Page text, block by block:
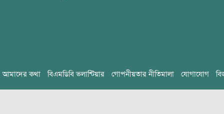
আমাদের কথা বিএমডিবি ভলান্টিয়ার গোপনীয়তার নীতিমালা যোগাযোগ